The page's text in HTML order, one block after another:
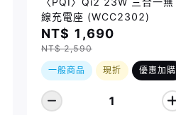
線充電座 (WCC2302)
NT$ 1,690
NT$ 2,590
一般商品 現折 優惠加購
1